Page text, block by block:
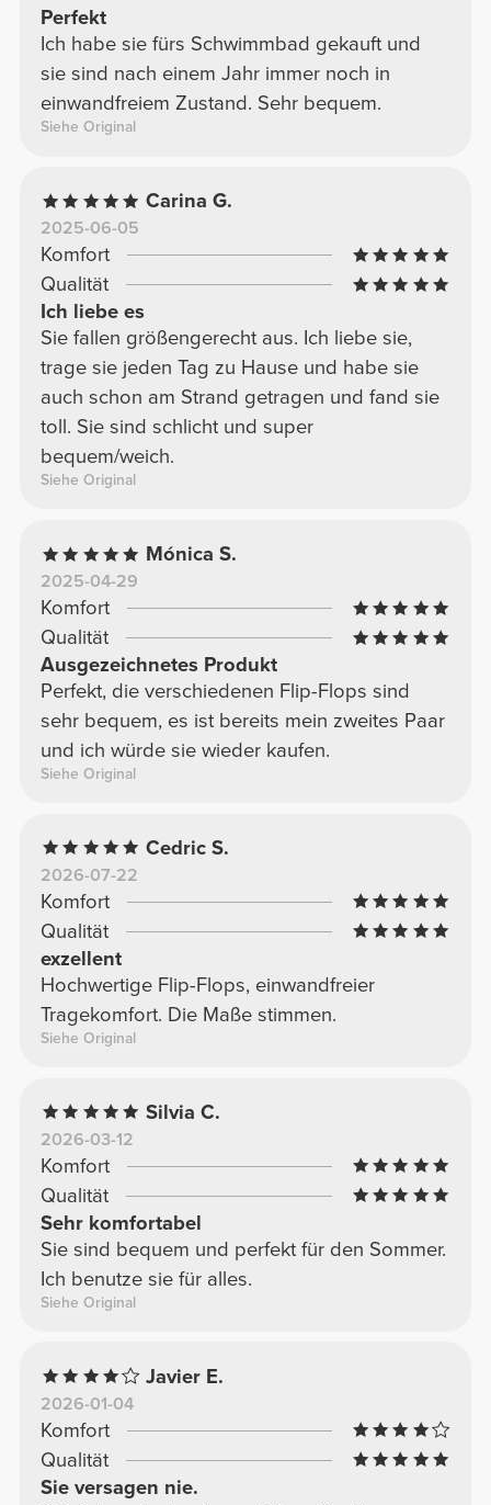
Perfekt
Ich habe sie fürs Schwimmbad gekauft und
sie sind nach einem Jahr immer noch in
einwandfreiem Zustand. Sehr bequem.
Siehe Original
Carina G.
2025-06-05
Komfort
Qualität
Ich liebe es
Sie fallen größengerecht aus. Ich liebe sie,
trage sie jeden Tag zu Hause und habe sie
auch schon am Strand getragen und fand sie
toll. Sie sind schlicht und super
bequem/weich.
Siehe Original
Mónica S.
2025-04-29
Komfort
Qualität
Ausgezeichnetes Produkt
Perfekt, die verschiedenen Flip-Flops sind
sehr bequem, es ist bereits mein zweites Paar
und ich würde sie wieder kaufen.
Siehe Original
Cedric S.
2026-07-22
Komfort
Qualität
exzellent
Hochwertige Flip-Flops, einwandfreier
Tragekomfort. Die Maße stimmen.
Siehe Original
Silvia C.
2026-03-12
Komfort
Qualität
Sehr komfortabel
Sie sind bequem und perfekt für den Sommer.
Ich benutze sie für alles.
Siehe Original
Javier E.
2026-01-04
Komfort
Qualität
Sie versagen nie.